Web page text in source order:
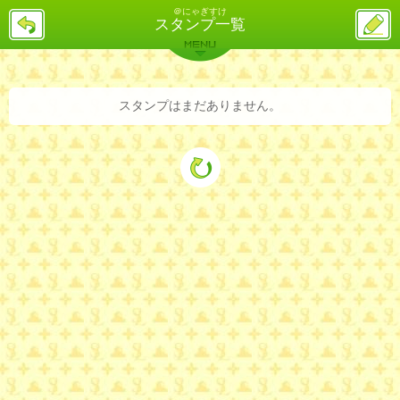
＠にゃぎすけ
スタンプ一覧
戻
ス
投
稿
バックナンバー 詳細検索 ランキング
MENU
スタンプはまだありません。